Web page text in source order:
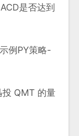
是否达到
例PY策略-
投 QMT 的量